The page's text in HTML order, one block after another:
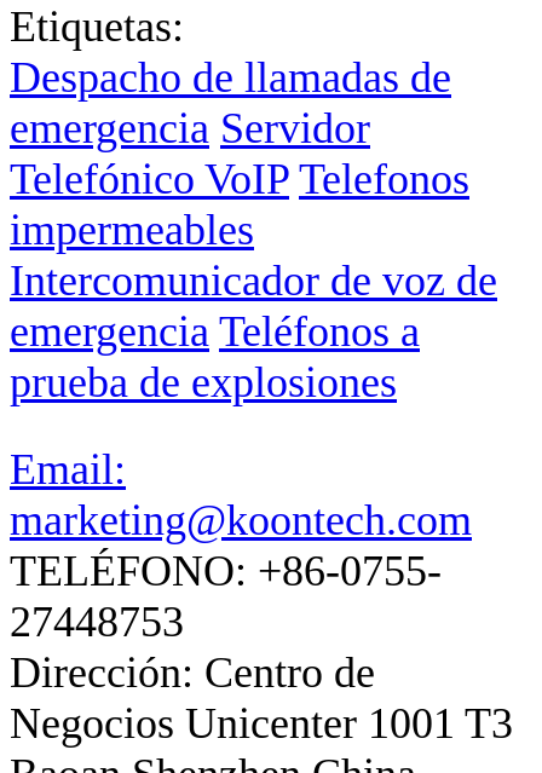
Etiquetas:
Despacho de llamadas de
emergencia Servidor
Telefónico VoIP Telefonos
impermeables
Intercomunicador de voz de
emergencia Teléfonos a
prueba de explosiones
Email:
marketing@koontech.com
TELÉFONO: +86-0755-
27448753
Dirección: Centro de
Negocios Unicenter 1001 T3